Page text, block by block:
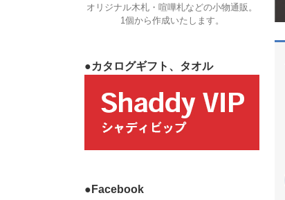
オリジナル木札・喧嘩札などの小物通販。
1個から作成いたします。
●カタログギフト、タオル
●Facebook